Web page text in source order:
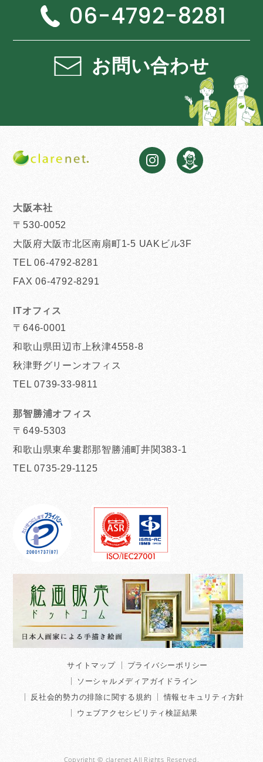
06-4792-8281
お問い合わせ
大阪本社
〒530-0052
大阪府大阪市北区南扇町1-5 UAKビル3F
TEL 06-4792-8281
FAX 06-4792-8291
ITオフィス
〒646-0001
和歌山県田辺市上秋津4558-8
秋津野グリーンオフィス
TEL 0739-33-9811
那智勝浦オフィス
〒649-5303
和歌山県東牟婁郡那智勝浦町井関383-1
TEL 0735-29-1125
サイトマップ
プライバシーポリシー
ソーシャルメディアガイドライン
反社会的勢力の排除に関する規約
情報セキュリティ方針
ウェブアクセシビリティ検証結果
Copyright © clarenet All Rights Reserved.